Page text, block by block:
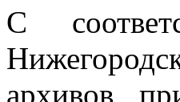
С
архивов